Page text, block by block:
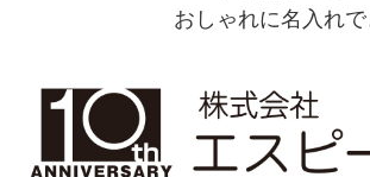
おしゃれに名入れで